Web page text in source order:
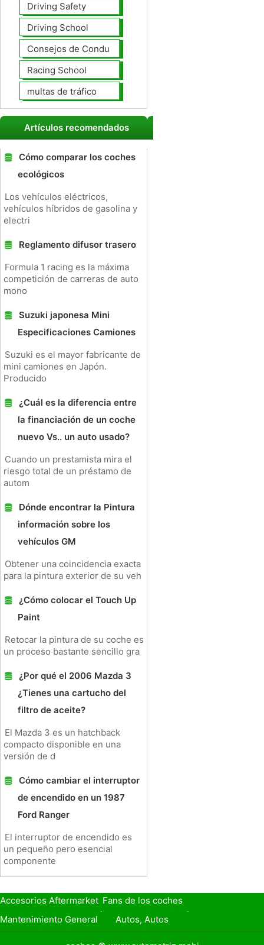
Driving Safety
Driving School
Consejos de Conducción
Racing School
multas de tráfico
Artículos recomendados
Cómo comparar los coches
ecológicos
Los vehículos eléctricos,
vehículos híbridos de gasolina y
electri
Reglamento difusor trasero
Formula 1 racing es la máxima
competición de carreras de auto
mono
Suzuki japonesa Mini
Especificaciones Camiones
Suzuki es el mayor fabricante de
mini camiones en Japón.
Producido
¿Cuál es la diferencia entre
la financiación de un coche
nuevo Vs.. un auto usado?
Cuando un prestamista mira el
riesgo total de un préstamo de
autom
Dónde encontrar la Pintura
información sobre los
vehículos GM
Obtener una coincidencia exacta
para la pintura exterior de su veh
¿Cómo colocar el Touch Up
Paint
Retocar la pintura de su coche es
un proceso bastante sencillo gra
¿Por qué el 2006 Mazda 3
¿Tienes una cartucho del
filtro de aceite?
El Mazda 3 es un hatchback
compacto disponible en una
versión de d
Cómo cambiar el interruptor
de encendido en un 1987
Ford Ranger
El interruptor de encendido es
un pequeño pero esencial
componente
Accesorios Aftermarket Fans de los coches
Seguro de Coche
Préstamos y Financiación
Mantenimiento General
Autos, Autos
Seguridad Vial
Combustibles